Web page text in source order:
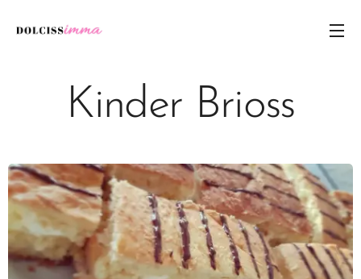
Kinder Brioss